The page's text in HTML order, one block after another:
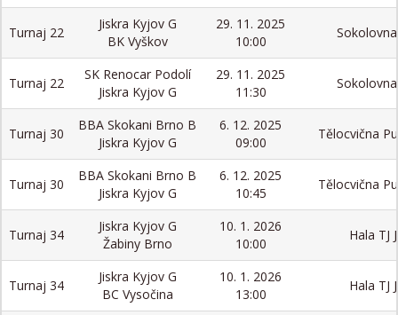
Turnaj 22
Jiskra Kyjov G
BK Vyškov
29. 11. 2025
10:00
Turnaj 22
SK Renocar Podolí
Jiskra Kyjov G
29. 11. 2025
11:30
Turnaj 30
BBA Skokani Brno B
Jiskra Kyjov G
6. 12. 2025
09:00
Tělocvična
Turnaj 30
BBA Skokani Brno B
Jiskra Kyjov G
6. 12. 2025
10:45
Tělocvična
Turnaj 34
Jiskra Kyjov G
Žabiny Brno
10. 1. 2026
10:00
Hala TJ
Turnaj 34
Jiskra Kyjov G
BC Vysočina
10. 1. 2026
13:00
Hala TJ